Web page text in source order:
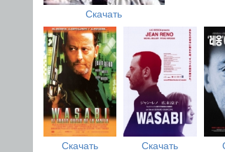
Скачать
Скачать Скачать